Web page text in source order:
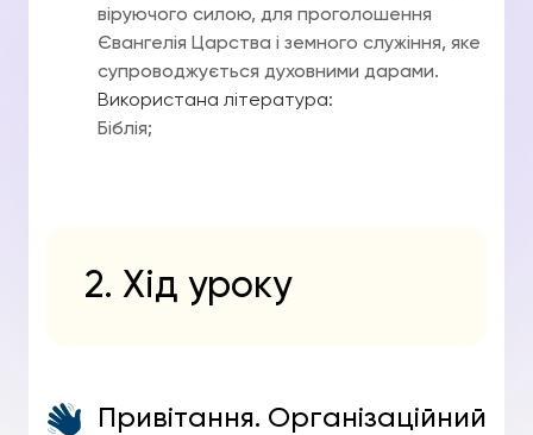
віруючого силою, для проголошення
Євангелія Царства і земного служіння, яке
супроводжується духовними дарами.
Використана література:
Біблія;
2. Хід уроку
Привітання. Організаційний